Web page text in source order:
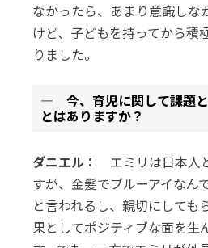
なかったら、あまり意識しな
けど、子どもを持ってから積
りました。
― 今、育児に関して課題と
とはありますか？
ダニエル： エミリは日本人
すが、金髪でブルーアイなん
と言われるし、親切にしても
果としてポジティブな面を生